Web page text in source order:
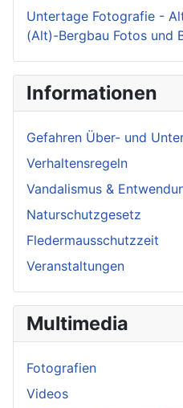
Untertage Fotografie -
(Alt)-Bergbau Fotos und
Informationen
Gefahren Über- und
Verhaltensregeln
Vandalismus &
Naturschutzgesetz
Fledermausschutzzeit
Veranstaltungen
Multimedia
Fotografien
Videos